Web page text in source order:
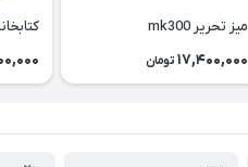
میز تحریر mk300
17,400,000 تومان
کتابخانه